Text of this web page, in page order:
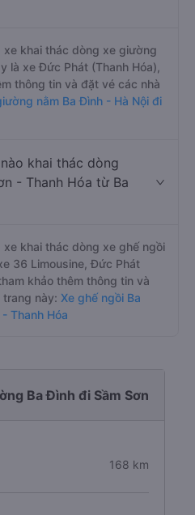
Sơn - Thanh Hóa từ
xe khai thác dòng xe giường
là xe Đức Phát (Thanh Hóa),
nằm Ba Đình - Hà Nội đi
- Thanh Hóa từ Ba
khai thác dòng xe ghế ngồi
36 Limousine, Đức Phát